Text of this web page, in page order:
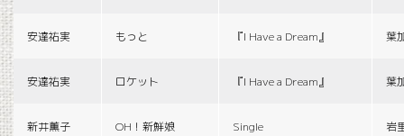
安達祐実 もっと 『I Have a Dream』 葉
安達祐実 ロケット 『I Have a Dream』 葉
新井薫子 OH！新鮮娘 Single 岩